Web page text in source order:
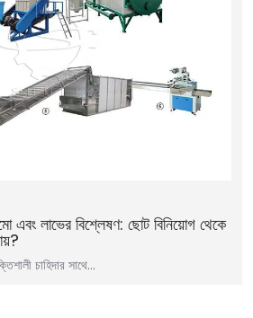
এবং লাভের বিশ্লেষণ: ছোট বিনিয়োগ থেকে
চাহিদার সাথে…